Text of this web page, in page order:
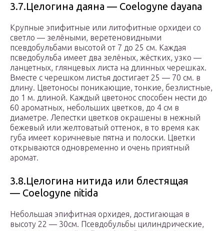
3.7.Целогина даяна — Coelogyne dayana
Крупные эпифитные или литофитные орхидеи со
светло — зелёными, веретеновидными
псевдобульбами высотой от 7 до 25 см. Каждая
псведобульба имеет два зелёных, жёстких, узко —
ланцетных, глянцевых листа на длинных черешках.
Вместе с черешком листья достигает 25 — 70 см. в
длину. Цветоносы поникающие, тонкие, безлистные,
до 1 м. длиной. Каждый цветонос способен нести до
60 ароматных, небольших цветков, до 4 см в
диаметре. Лепестки цветков окрашены в нежный
бежевый или желтоватый оттенок, в то время как
губа имеет коричневые пятна и полоски. Цветки
открываются одновременно и очень приятный
аромат.
3.8.Целогина нитида или блестящая
— Coelogyne nitida
Небольшая эпифитная орхидея, достигающая в
высоту 22 — 30см. Псевдобульбы цилиндрические,